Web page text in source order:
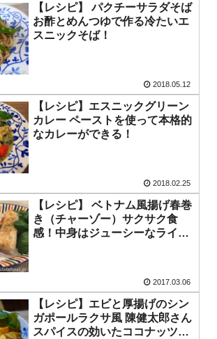
【レシピ】 パクチーサラダそば
お酢とめんつゆで作る冷たいエ
スニックそば！
2018.05.12
【レシピ】エスニックグリーン
カレー ペーストを使って本格的
なカレーができる！
2018.02.25
【レシピ】 ベトナム風揚げ春巻
き（チャーゾー）サクサク食
感！中身はジューシーなライス
2017.03.06
【レシピ】エビと厚揚げのシン
ガポールラクサ風 陳健太郎さん
スパイスの効いたココナッツエ